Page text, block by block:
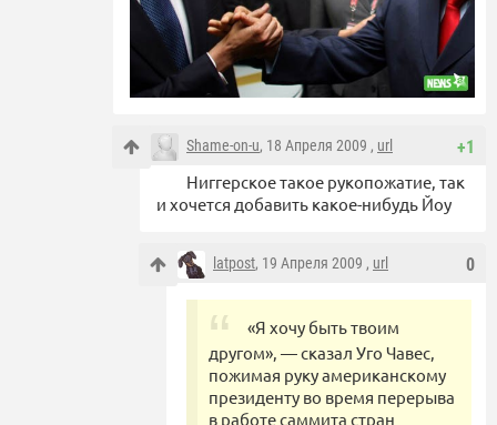
+1
Shame-on-u, 18 Апреля 2009 , url
Ниггерское такое рукопожатие, так
и хочется добавить какое-нибудь Йоу
0
latpost, 19 Апреля 2009 , url
«Я хочу быть твоим
другом», — сказал Уго Чавес,
пожимая руку американскому
президенту во время перерыва
в работе саммита стран